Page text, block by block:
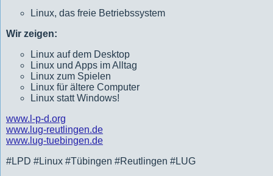
Linux, das freie Betriebssystem
Wir zeigen:
Linux auf dem Desktop
Linux und Apps im Alltag
Linux zum Spielen
Linux für ältere Computer
Linux statt Windows!
www.l-p-d.org
www.lug-reutlingen.de
www.lug-tuebingen.de
#LPD #Linux #Tübingen #Reutlingen #LUG